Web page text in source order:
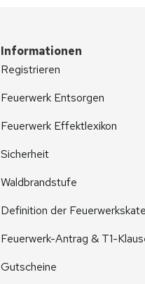
Informationen
Registrieren
Feuerwerk Entsorgen
Feuerwerk Effektlexikon
Sicherheit
Waldbrandstufe
Definition der
Feuerwerk-Antrag & T1-
Gutscheine